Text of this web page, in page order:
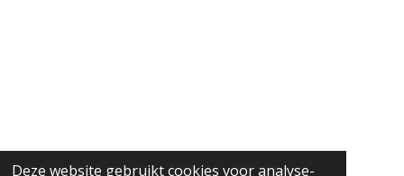
Deze website gebruikt cookies voor analyse-